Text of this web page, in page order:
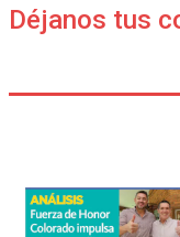
Déjanos tus